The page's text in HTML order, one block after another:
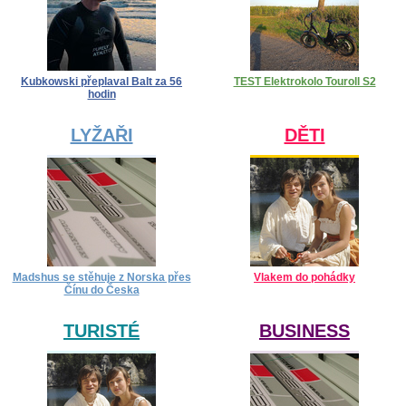
Kubkowski přeplaval Balt za 56
hodin
TEST Elektrokolo Touroll S2
LYŽAŘI
Madshus se stěhuje z Norska přes
Čínu do Česka
DĚTI
Vlakem do pohádky
TURISTÉ BUSINESS